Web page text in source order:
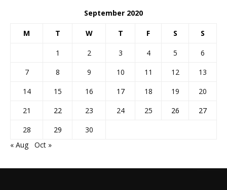
September 2020
M T W T F S S
1 2 3 4 5
6
7
8 9 10 11 12
13
14
15 16 17 18 19
20
21
22 23 24 25 26
27
28
29
30
« Aug
Oct »